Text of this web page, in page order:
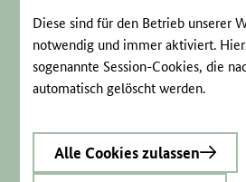
Diese sind für den Betrieb unserer
notwendig und immer aktiviert.
sogenannte Session-Cookies, die
automatisch gelöscht werden.
Alle Cookies zulassen